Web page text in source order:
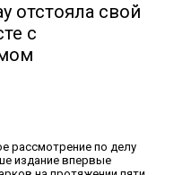
отстояла свой
с
рассмотрение по делу
издание впервые